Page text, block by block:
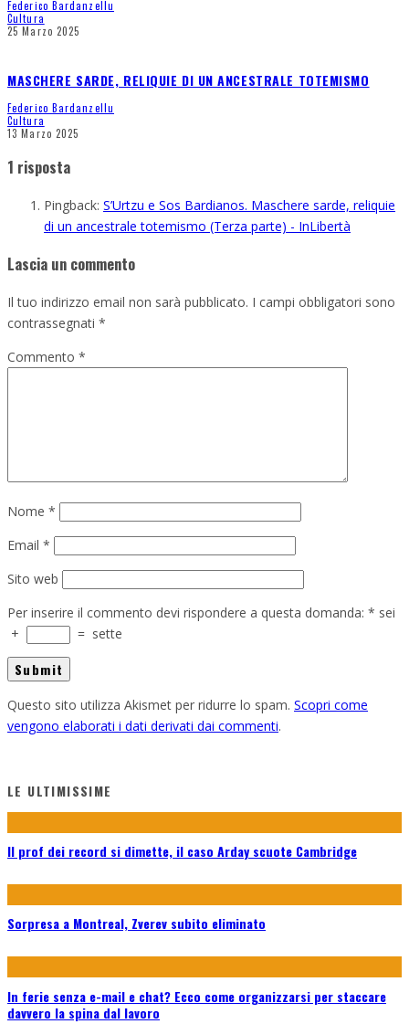
Federico Bardanzellu
Cultura
25 Marzo 2025
MASCHERE SARDE, RELIQUIE DI UN ANCESTRALE TOTEMISMO
Federico Bardanzellu
Cultura
13 Marzo 2025
1 risposta
Pingback: S’Urtzu e Sos Bardianos. Maschere sarde, reliquie
di un ancestrale totemismo (Terza parte) - InLibertà
Lascia un commento
Il tuo indirizzo email non sarà pubblicato. I campi obbligatori sono
contrassegnati *
Commento *
Nome *
Email *
Sito web
Per inserire il commento devi rispondere a questa domanda: * sei
+
= sette
Questo sito utilizza Akismet per ridurre lo spam. Scopri come
vengono elaborati i dati derivati dai commenti.
LE ULTIMISSIME
Il prof dei record si dimette, il caso Arday scuote Cambridge
Sorpresa a Montreal, Zverev subito eliminato
In ferie senza e-mail e chat? Ecco come organizzarsi per staccare
davvero la spina dal lavoro